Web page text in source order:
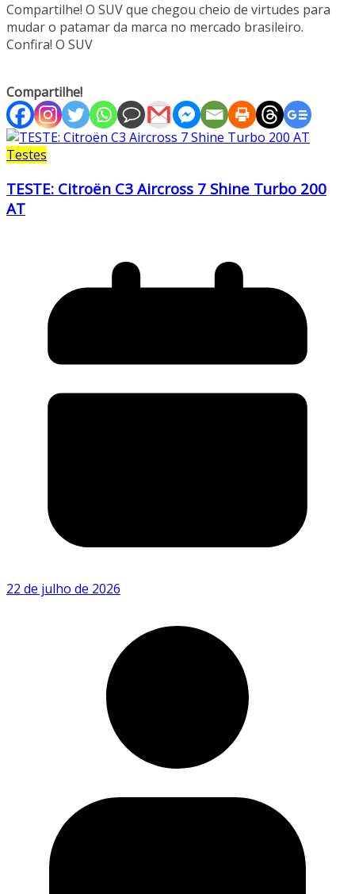
Compartilhe! O SUV que chegou cheio de virtudes para
mudar o patamar da marca no mercado brasileiro.
Confira! O SUV
Compartilhe!
Testes
TESTE: Citroën C3 Aircross 7 Shine Turbo 200
AT
22 de julho de 2026